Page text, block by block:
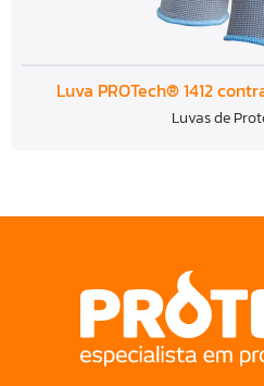
Luva PROTech® 1412
Luvas de